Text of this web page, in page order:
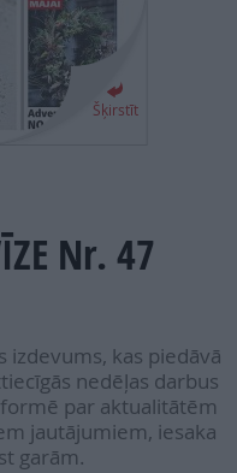
Šķirstīt
Nr. 47
izdevums, kas piedāvā
nedēļas darbus
par aktualitātēm
jautājumiem, iesaka
garām.